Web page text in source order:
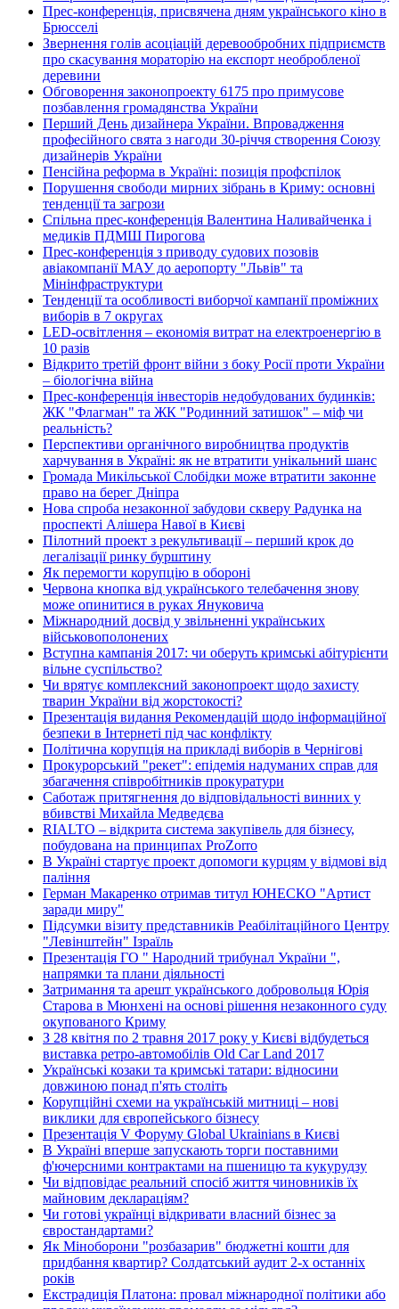
Прес-конференція, присвячена дням українського кіно в
Брюсселі
Звернення голів асоціацій деревообробних підприємств
про скасування мораторію на експорт необробленої
деревини
Обговорення законопроекту 6175 про примусове
позбавлення громадянства України
Перший День дизайнера України. Впровадження
професійного свята з нагоди 30-річчя створення Союзу
дизайнерів України
Пенсійна реформа в Україні: позиція профспілок
Порушення свободи мирних зібрань в Криму: основні
тенденції та загрози
Спільна прес-конференція Валентина Наливайченка і
медиків ПДМШ Пирогова
Прес-конференція з приводу судових позовів
авіакомпанії МАУ до аеропорту "Львів" та
Мінінфраструктури
Тенденції та особливості виборчої кампанії проміжних
виборів в 7 округах
LED-освітлення – економія витрат на електроенергію в
10 разів
Відкрито третій фронт війни з боку Росії проти України
– біологічна війна
Прес-конференція інвесторів недобудованих будинків:
ЖК "Флагман" та ЖК "Родинний затишок" – міф чи
реальність?
Перспективи органічного виробництва продуктів
харчування в Україні: як не втратити унікальний шанс
Громада Микільської Слобідки може втратити законне
право на берег Дніпра
Нова спроба незаконної забудови скверу Радунка на
проспекті Алішера Навої в Києві
Пілотний проект з рекультивації – перший крок до
легалізації ринку бурштину
Як перемогти корупцію в обороні
Червона кнопка від українського телебачення знову
може опинитися в руках Януковича
Міжнародний досвід у звільненні українських
військовополонених
Вступна кампанія 2017: чи оберуть кримські абітурієнти
вільне суспільство?
Чи врятує комплексний законопроект щодо захисту
тварин України від жорстокості?
Презентація видання Рекомендацій щодо інформаційної
безпеки в Інтернеті під час конфлікту
Політична корупція на прикладі виборів в Чернігові
Прокурорський "рекет": епідемія надуманих справ для
збагачення співробітників прокуратури
Саботаж притягнення до відповідальності винних у
вбивстві Михайла Медведєва
RIALTO – відкрита система закупівель для бізнесу,
побудована на принципах ProZorro
В Україні стартує проект допомоги курцям у відмові від
паління
Герман Макаренко отримав титул ЮНЕСКО "Артист
заради миру"
Підсумки візиту представників Реабілітаційного Центру
"Левінштейн" Ізраїль
Презентація ГО " Народний трибунал України ",
напрямки та плани діяльності
Затримання та арешт українського добровольця Юрія
Старова в Мюнхені на основі рішення незаконного суду
окупованого Криму
З 28 квітня по 2 травня 2017 року у Києві відбудеться
виставка ретро-автомобілів Old Car Land 2017
Українські козаки та кримські татари: відносини
довжиною понад п'ять століть
Корупційні схеми на українській митниці – нові
виклики для європейського бізнесу
Презентація V Форуму Global Ukrainians в Києві
В Україні вперше запускають торги поставними
ф'ючерсними контрактами на пшеницю та кукурудзу
Чи відповідає реальний спосіб життя чиновників їх
майновим деклараціям?
Чи готові українці відкривати власний бізнес за
євростандартами?
Як Міноборони "розбазарив" бюджетні кошти для
придбання квартир? Солдатський аудит 2-х останніх
років
Екстрадиція Платона: провал міжнародної політики або